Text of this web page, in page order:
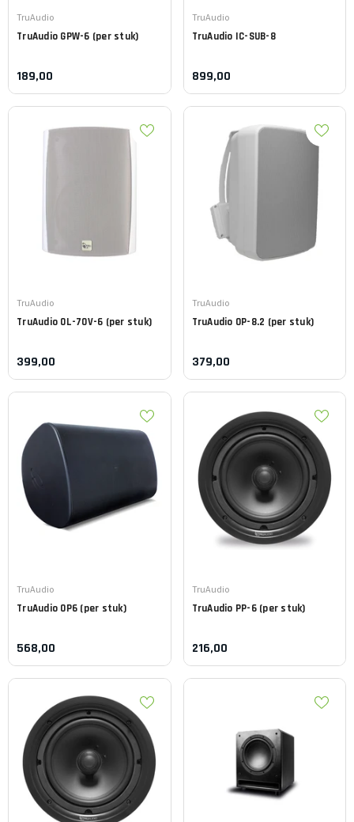
Leverancier:
TruAudio
TruAudio GPW-6 (per stuk)
189,00
Leverancier:
TruAudio
TruAudio IC-SUB-8
899,00
Leverancier:
TruAudio
TruAudio OL-70V-6 (per stuk)
399,00
Leverancier:
TruAudio
TruAudio OP-8.2 (per stuk)
379,00
Leverancier:
TruAudio
TruAudio OP6 (per stuk)
568,00
Leverancier:
TruAudio
TruAudio PP-6 (per stuk)
216,00